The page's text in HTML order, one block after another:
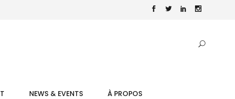
NEWS & EVENTS À PROPOS